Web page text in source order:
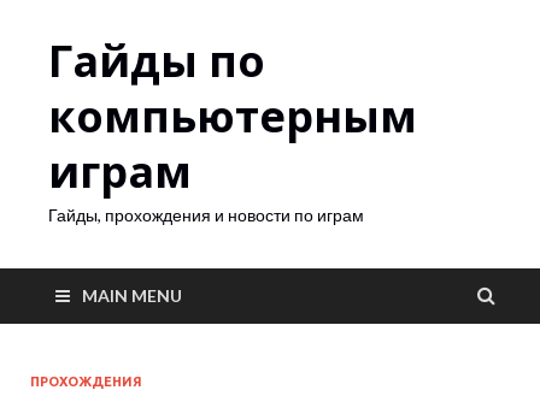
Гайды по
компьютерным
играм
Гайды, прохождения и новости по играм
MAIN MENU
ПРОХОЖДЕНИЯ